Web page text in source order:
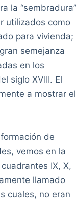
la “sembradura”
utilizados como
para vivienda;
semejanza
en los
siglo XVIII. El
a mostrar el
de
vemos en la
IX, X,
cuales, no eran